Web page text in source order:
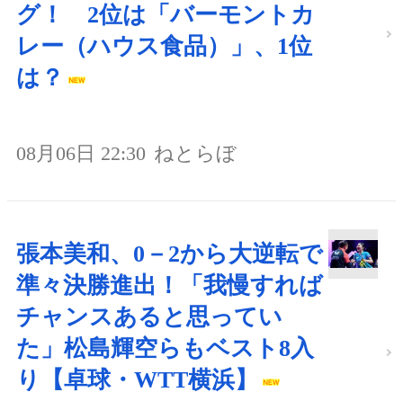
グ！ 2位は「バーモントカ
レー（ハウス食品）」、1位
は？
08月06日 22:30 ねとらぼ
張本美和、0－2から大逆転で
準々決勝進出！「我慢すれば
チャンスあると思ってい
た」松島輝空らもベスト8入
り【卓球・WTT横浜】